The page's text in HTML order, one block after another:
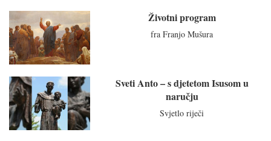
Životni program
fra Franjo Mušura
Sveti Anto – s djetetom Isusom u
naručju
Svjetlo riječi